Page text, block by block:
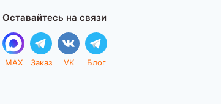
Оставайтесь на связи
MAX Заказ VK Блог